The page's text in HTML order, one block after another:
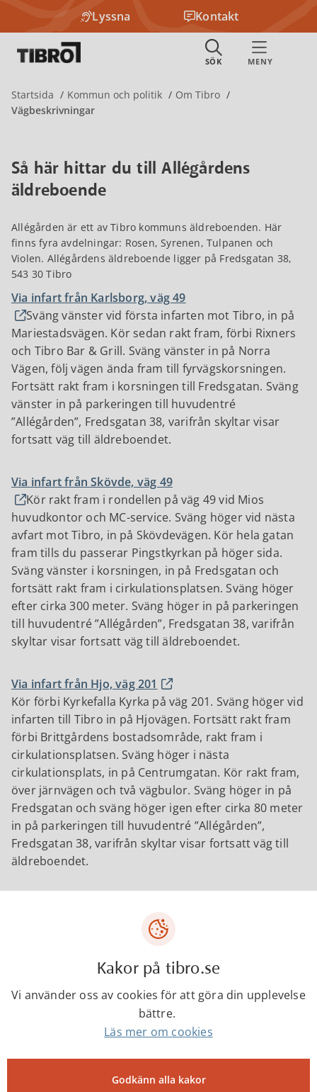
Lyssna Kontakt
Startsida Kommun och politik
Om Tibro
Vägbeskrivningar
Så här hittar du till Allégårdens
äldreboende
Allégården är ett av Tibro kommuns äldreboenden. Här
finns fyra avdelningar: Rosen, Syrenen, Tulpanen och
Violen. Allégårdens äldreboende ligger på Fredsgatan 38,
543 30 Tibro
Via infart från Karlsborg, väg 49
Sväng vänster vid första infarten mot Tibro, in på
Mariestadsvägen. Kör sedan rakt fram, förbi Rixners
och Tibro Bar & Grill. Sväng vänster in på Norra
Vägen, följ vägen ända fram till fyrvägskorsningen.
Fortsätt rakt fram i korsningen till Fredsgatan. Sväng
vänster in på parkeringen till huvudentré
”Allégården”, Fredsgatan 38, varifrån skyltar visar
fortsatt väg till äldreboendet.
Via infart från Skövde, väg 49
Kör rakt fram i rondellen på väg 49 vid Mios
huvudkontor och MC-service. Sväng höger vid nästa
avfart mot Tibro, in på Skövdevägen. Kör hela gatan
fram tills du passerar Pingstkyrkan på höger sida.
Sväng vänster i korsningen, in på Fredsgatan och
fortsätt rakt fram i cirkulationsplatsen. Sväng höger
efter cirka 300 meter. Sväng höger in på parkeringen
till huvudentré ”Allégården”, Fredsgatan 38, varifrån
skyltar visar fortsatt väg till äldreboendet.
Via infart från Hjo, väg 201
Kör förbi Kyrkefalla Kyrka på väg 201. Sväng höger vid
infarten till Tibro in på Hjovägen. Fortsätt rakt fram
förbi Brittgårdens bostadsområde, rakt fram i
cirkulationsplatsen. Sväng höger i nästa
cirkulationsplats, in på Centrumgatan. Kör rakt fram,
över järnvägen och två vägbulor. Sväng höger in på
Fredsgatan och sväng höger igen efter cirka 80 meter
in på parkeringen till huvudentré ”Allégården”,
Fredsgatan 38, varifrån skyltar visar fortsatt väg till
äldreboendet.
Tibro kommun
0504-18000
kommun@tibro.se
Kakor på tibro.se
Vi använder oss av cookies för att göra din upplevelse
bättre.
Läs mer om cookies
Godkänn alla kakor